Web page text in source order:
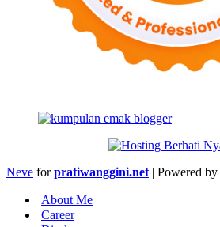
Neve forpratiwanggini.net | Powered by
About Me
Career